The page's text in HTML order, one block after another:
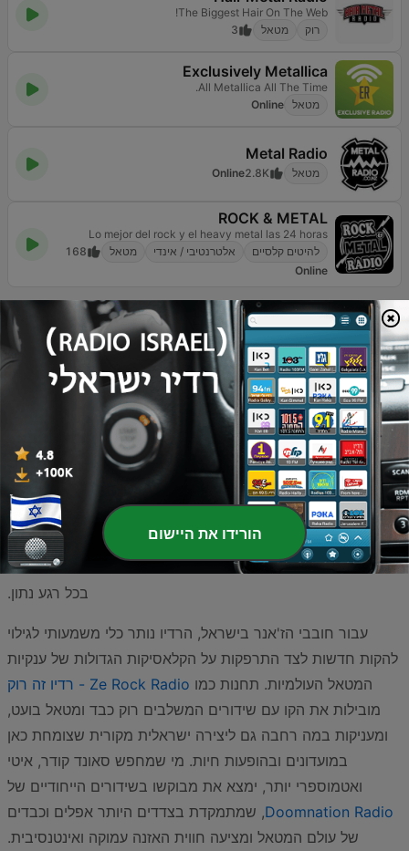
The Biggest Hair On The Web!
רוק
מטאל 3
Exclusively Metallica
All Metallica All The Time.
מטאל Online
Metal Radio
מטאל 2.8K
Online
ROCK & METAL
Lo mejor del rock y el heavy metal las 24 horas
להיטים קלסיים
אלטרנטיבי / אינדי מטאל
168
Online
סצינת המטאל בישראל היא אחת הקהילות המגובשות והחזקות
ביותר בנוף המוזיקלי המקומי. לאורך עשורים, המטאל הישראלי
הצליח לפרוץ גבולות ולייצר להקות שזכו להכרה בינלאומית, וכל
זאת תוך שמירה על קהל מעריצים נאמן שלא מפסיק לצרוך
מוזיקה איכותית וכבדה. אם אתם מחפשים את הריפים המנסרים,
את התיפוף המהיר ואת האנרגיה המתפרצת שרק מטאל יכול
לספק, כאן תמצאו ריכוז של תחנות המציעות את כל מה שאתם
צריכים כדי להישאר מעודכנים ולהינות מהצלילים האהובים עליכם
בכל רגע נתון.
עבור חובבי הז'אנר בישראל, הרדיו נותר כלי משמעותי לגילוי
להקות חדשות לצד התרפקות על הקלאסיקות הגדולות של ענקיות
המטאל העולמיות. תחנות כמו Ze Rock Radio - רדיו זה רוק
מובילות את הקו עם שידורים המשלבים רוק כבד ומטאל בועט,
ומעניקות במה רחבה גם ליצירה ישראלית מקורית שצומחת כאן
במועדונים ובהופעות חיות. מי שמחפש סאונד קודר, איטי
ואטמוספרי יותר, ימצא את מבוקשו בשידורים הייחודיים של
Doomnation Radio, שמתמקדת בצדדים היותר אפלים וכבדים
של עולם המטאל ומציעה חווית האזנה עמוקה ואינטנסיבית.
הורידו את היישום